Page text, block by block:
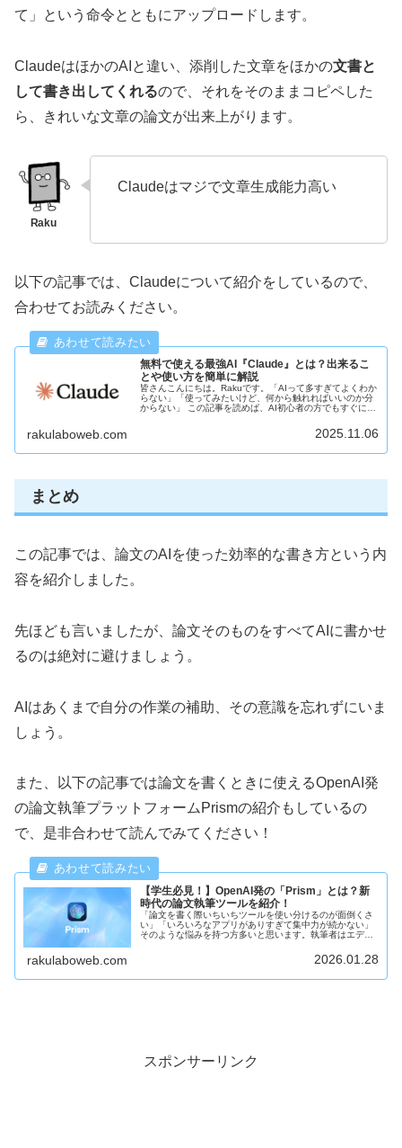
て」という命令とともにアップロードします。
ClaudeはほかのAIと違い、添削した文章をほかの文書と
して書き出してくれるので、それをそのままコピペした
ら、きれいな文章の論文が出来上がります。
Claudeはマジで文章生成能力高い
以下の記事では、Claudeについて紹介をしているので、
合わせてお読みください。
無料で使える最強AI『Claude』とは？出来るこ
とや使い方を簡単に解説
皆さんこんにちは。Rakuです。「AIって多すぎてよくわか
らない」「使ってみたいけど、何から触れればいいのか分
からない」 この記事を読めば、AI初心者の方でもすぐに
こなせるようになります。私もAIを使いこなせるようにな
るまでは、ずっとClaudeにお世話になっていたため、おス
rakulaboweb.com 2025.11.06
まとめ
この記事では、論文のAIを使った効率的な書き方という内
容を紹介しました。
先ほども言いましたが、論文そのものをすべてAIに書かせ
るのは絶対に避けましょう。
AIはあくまで自分の作業の補助、その意識を忘れずにいま
しょう。
また、以下の記事では論文を書くときに使えるOpenAI発
の論文執筆プラットフォームPrismの紹介もしているの
で、是非合わせて読んでみてください！
【学生必見！】OpenAI発の「Prism」とは？新
時代の論文執筆ツールを紹介！
「論文を書く際いちいちツールを使い分けるのが面倒くさ
い」「いろいろなアプリがありすぎて集中力が続かない」
そのような悩みを持つ方多いと思います。執筆者はエディ
ル、そしてAIチャットツールなどを頻繁に行き来しなけれ
ばなりません。この課題に対し、OpenAIは新たな解決策
rakulaboweb.com 2026.01.28
スポンサーリンク